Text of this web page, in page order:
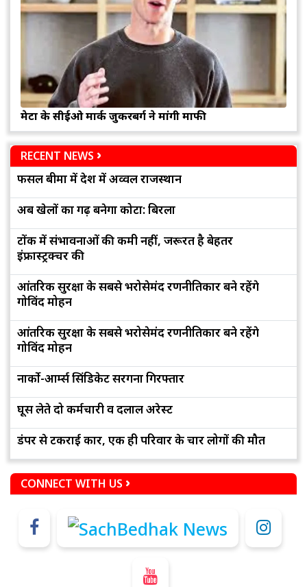
मेटा के सीईओ मार्क जुकरबर्ग ने मांगी माफी
RECENT NEWS
फसल बीमा में देश में अव्वल राजस्थान
अब खेलों का गढ़ बनेगा कोटा: बिरला
टोंक में संभावनाओं की कमी नहीं, जरूरत है बेहतर
इंफ्रास्ट्रक्चर की
आंतरिक सुरक्षा के सबसे भरोसेमंद रणनीतिकार बने रहेंगे
गोविंद मोहन
आंतरिक सुरक्षा के सबसे भरोसेमंद रणनीतिकार बने रहेंगे
गोविंद मोहन
नार्को-आर्म्स सिंडिकेट सरगना गिरफ्तार
घूस लेते दो कर्मचारी व दलाल अरेस्ट
डंपर से टकराई कार, एक ही परिवार के चार लोगों की मौत
CONNECT WITH US